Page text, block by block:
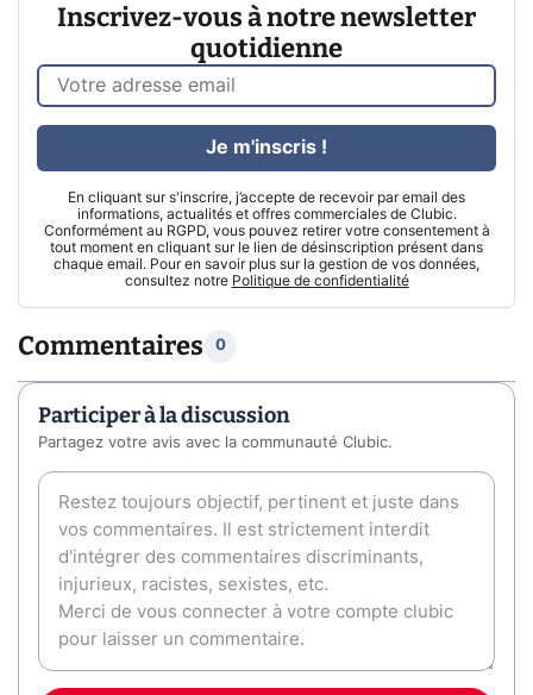
Inscrivez-vous à notre newsletter
quotidienne
En cliquant sur s'inscrire, j’accepte de recevoir par email des
informations, actualités et offres commerciales de Clubic.
Conformément au RGPD, vous pouvez retirer votre consentement à
tout moment en cliquant sur le lien de désinscription présent dans
chaque email. Pour en savoir plus sur la gestion de vos données,
consultez notre Politique de confidentialité
Je m'inscris !
Commentaires 0
Participer à la discussion
Partagez votre avis avec la communauté Clubic.